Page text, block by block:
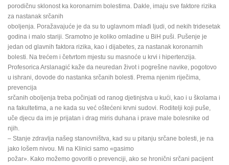
porodičnu sklonost ka koronarnim bolestima. Dakle, imaju sve faktore rizika
za nastanak srčanih
oboljenja. Poražavajuće je da su to uglavnom mlađi ljudi, od nekih tridesetak
godina i malo stariji. Sramotno je koliko omladine u BiH puši. Pušenje je
jedan od glavnih faktora rizika, kao i dijabetes, za nastanak koronarnih
bolesti. Na trećem i četvrtom mjestu su masnoće u krvi i hipertenzija.
Profesorica Arslanagić kaže da neuredan život i pogrešne navike, pogotovo
u ishrani, dovode do nastanka srčanih bolesti. Prema njenim riječima,
prevencija
srčanih oboljenja treba počinjati od ranog djetinjstva u kući, kao i u školama i
na fakultetima, a ne kada su već oštećeni krvni sudovi. Roditelji koji puše,
uče djecu da im je prijatan i drag miris duhana i prave male bolesnike od
njih.
– Stanje zdravlja našeg stanovništva, kad su u pitanju srčane bolesti, je na
jako lošem nivou. Mi na Klinici samo «gasimo
požar». Kako možemo govoriti o prevenciji, ako se hronični srčani pacijent